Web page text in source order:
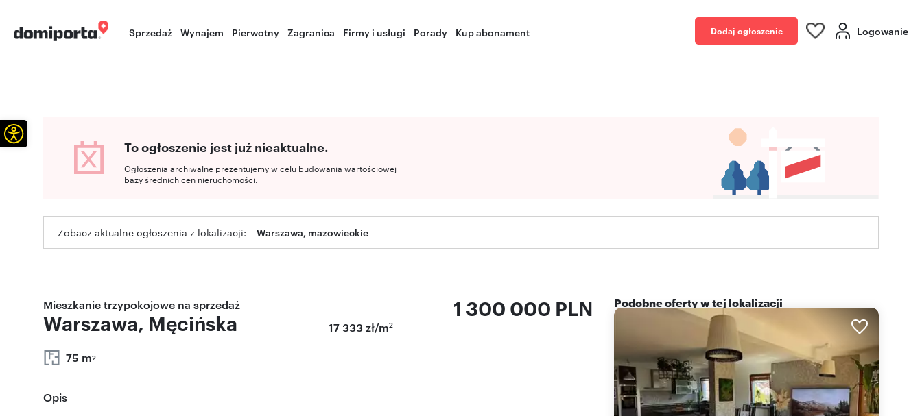
Sprzedaż Wynajem Pierwotny Zagranica Firmy i usługi Porady Kup abonament Dodaj ogłoszenie Logowanie
To ogłoszenie jest już nieaktualne.
Ogłoszenia archiwalne prezentujemy w celu budowania wartościowej
bazy średnich cen nieruchomości.
Zobacz aktualne ogłoszenia z lokalizacji: Warszawa, mazowieckie
Mieszkanie trzypokojowe na sprzedaż
Warszawa, Męcińska
75 m2
1 300 000 PLN
17 333 zł/m2
Opis
Podobne oferty w tej lokalizacji
Otwórz pasek narzędzi